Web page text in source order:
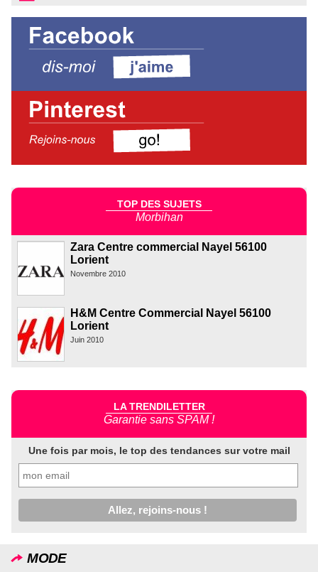
TOP DES SUJETS
Morbihan
Zara Centre commercial Nayel 56100
Lorient
Novembre 2010
H&M Centre Commercial Nayel 56100
Lorient
Juin 2010
LA TRENDILETTER
Garantie sans SPAM !
Une fois par mois, le top des tendances sur votre mail
MODE